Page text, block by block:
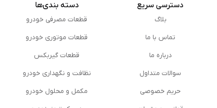
دسترسی سریع
بلاگ
تماس با ما
درباره ما
سوالات متداول
حریم خصوصی
دسته بندی‌ها
قطعات مصرفی خودرو
قطعات موتوری خودرو
قطعات گیربکس
نظافت و نگهداری خودرو
مكمل و محلول خودرو